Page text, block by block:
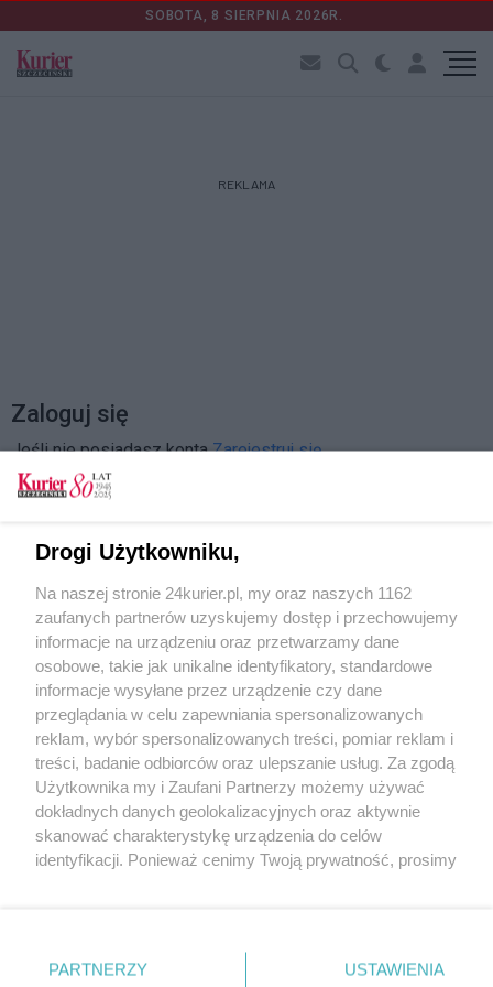
SOBOTA, 8 SIERPNIA 2026R.
REKLAMA
Zaloguj się
Jeśli nie posiadasz kontaZarejestruj się
Zapamiętać?
Zaloguj
Zapomniałem hasła
Copyright © 2022 Kurier Szczeciński sp. z o.o.
Drogi Użytkowniku,
Na naszej stronie 24kurier.pl, my oraz naszych 1162
zaufanych partnerów uzyskujemy dostęp i przechowujemy
informacje na urządzeniu oraz przetwarzamy dane
osobowe, takie jak unikalne identyfikatory, standardowe
informacje wysyłane przez urządzenie czy dane
przeglądania w celu zapewniania spersonalizowanych
reklam, wybór spersonalizowanych treści, pomiar reklam i
treści, badanie odbiorców oraz ulepszanie usług. Za zgodą
Użytkownika my i Zaufani Partnerzy możemy używać
dokładnych danych geolokalizacyjnych oraz aktywnie
skanować charakterystykę urządzenia do celów
identyfikacji. Ponieważ cenimy Twoją prywatność, prosimy
prywatności znajdujący się w lewym dolnym rogu strony
. Niektóre rodzaje przetwarzania danych nie wymagają
PARTNERZY USTAWIENIA